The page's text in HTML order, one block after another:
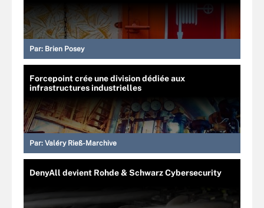
Par: Brien Posey
Forcepoint crée une division dédiée aux
infrastructures industrielles
Par: Valéry Rieß-Marchive
DenyAll devient Rohde & Schwarz Cybersecurity